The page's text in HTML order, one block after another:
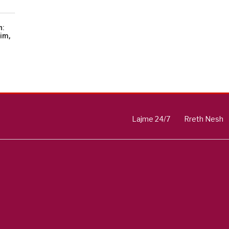
Lajme 24/7 Rreth Nesh